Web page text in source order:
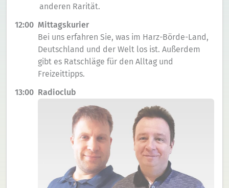
anderen Rarität.
12:00 Mittagskurier
Bei uns erfahren Sie, was im Harz-Börde-Land,
Deutschland und der Welt los ist. Außerdem
gibt es Ratschläge für den Alltag und
Freizeittipps.
13:00 Radioclub